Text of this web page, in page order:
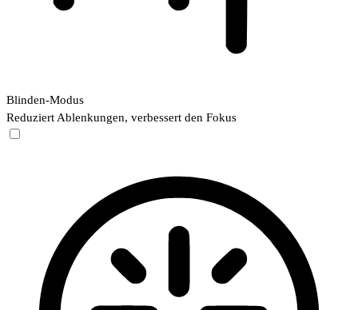
Blinden-Modus
Reduziert Ablenkungen, verbessert den Fokus